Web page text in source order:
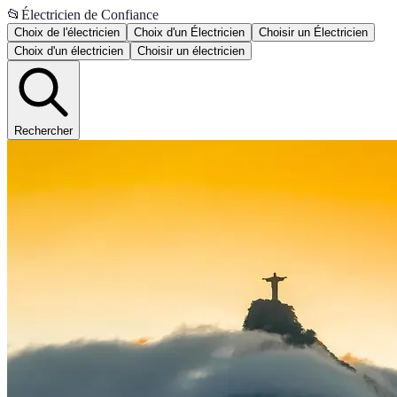
📂 Électricien de Confiance
Choix de l'électricien Choix d'un Électricien
Choisir un Électricien
Choix d'un électricien
Choisir un électricien
Rechercher